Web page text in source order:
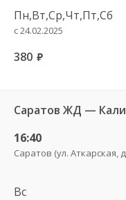
Пн,Вт,Ср,Чт,Пт,Сб
с 24.02.2025
380 руб.
Саратов ЖД —
16:40
Вс